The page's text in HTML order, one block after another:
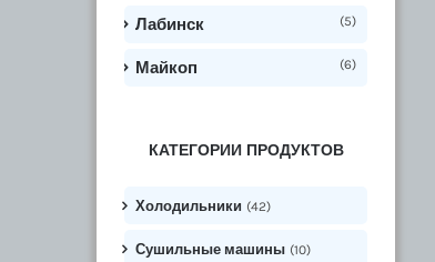
Лабинск (5)
Майкоп (6)
КАТЕГОРИИ ПРОДУКТОВ
Холодильники (42)
Сушильные машины (10)